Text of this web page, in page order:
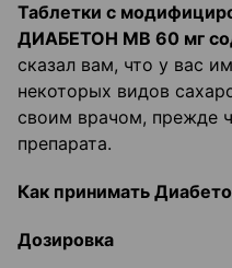
Таблетки с
ДИАБЕТОН МВ 60 мг
сказал вам, что у вас
некоторых видов
своим врачом, прежде
препарата.
Как принимать
Дозировка